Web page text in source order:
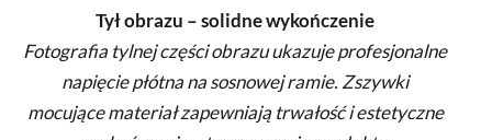
Tył obrazu – solidne wykończenie
Fotografia tylnej części obrazu ukazuje profesjonalne
napięcie płótna na sosnowej ramie. Zszywki
mocujące materiał zapewniają trwałość i estetyczne